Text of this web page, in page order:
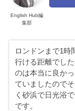
English Hub編
集部
ロンドンまで1時
行ける距離でし
のは本当に良か
ていましたので
く砂浜で日光浴
です。